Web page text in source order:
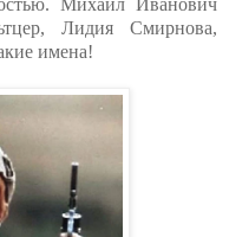
Лидия Смирнова,
имена!